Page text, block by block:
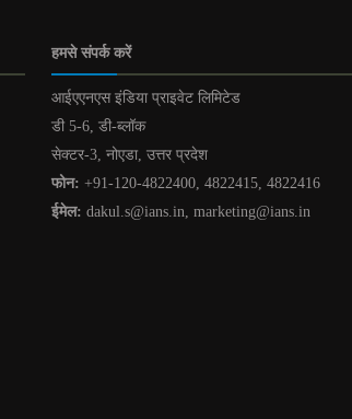
हमसे संपर्क करें
आईएएनएस इंडिया प्राइवेट लिमिटेड
डी 5-6, डी-ब्लॉक
सेक्टर-3, नोएडा, उत्तर प्रदेश
फोन: +91-120-4822400, 4822415, 4822416
ईमेल: dakul.s@ians.in, marketing@ians.in